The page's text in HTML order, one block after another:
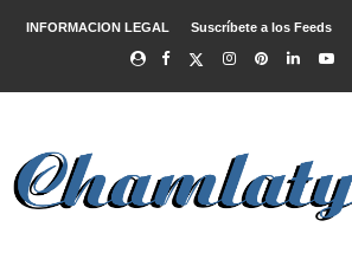
INFORMACION LEGAL Suscríbete a los Feeds